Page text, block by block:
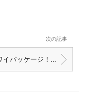
次の記事
ハワイパッケージ！ 第４弾！ $574～！ しかも１２歳以下の子供は無料